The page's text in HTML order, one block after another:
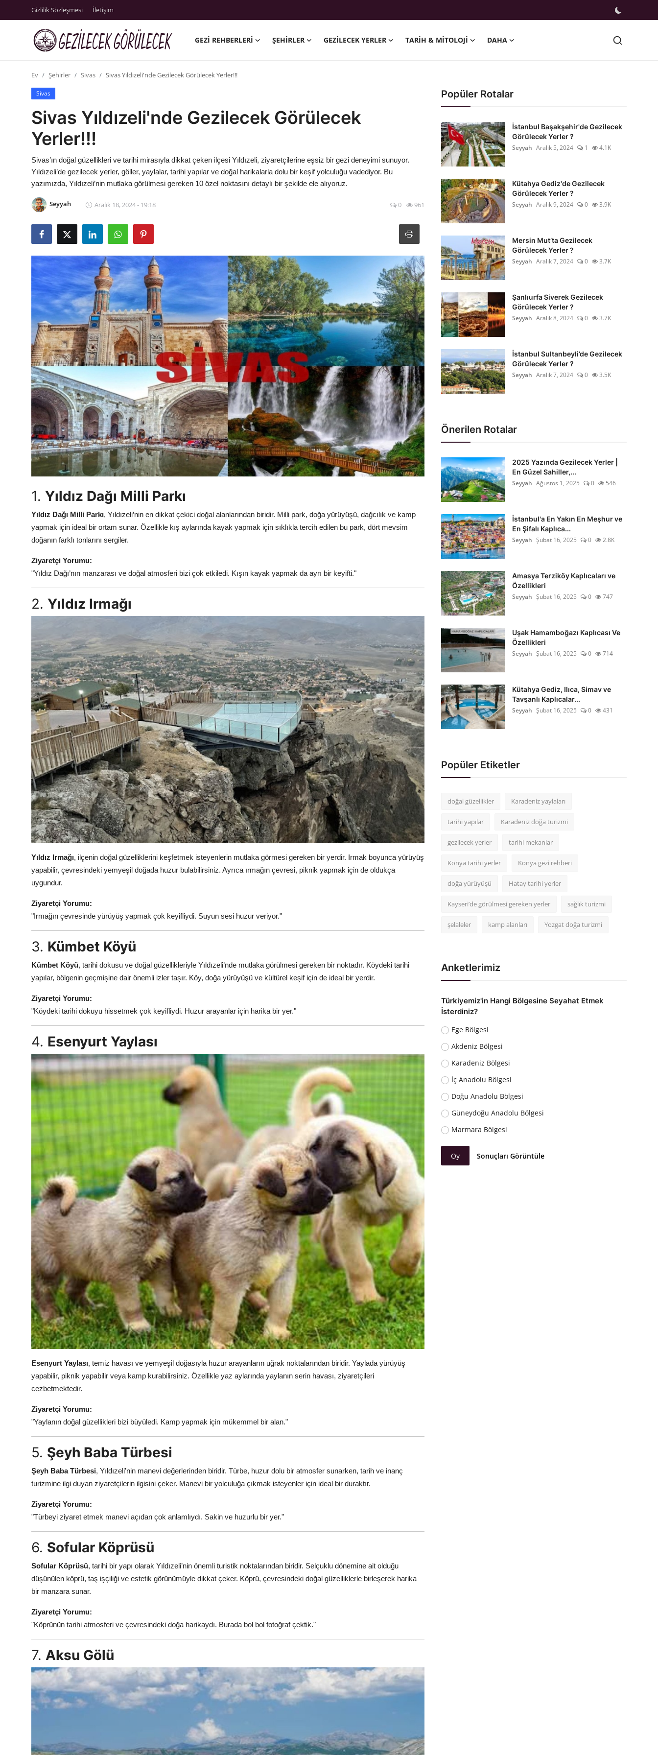
Gizlilik Sözleşmesi İletişim
GEZI REHBERLERI ŞEHIRLER GEZILECEK YERLER TARIH & MITOLOJI DAHA
Şehirler
Gezilecek Yerler
Tarih & Mitoloji
Kamp & Doğa
Seyahat İpuçları & Vize
Konaklama & Otel
Aile & Çocukla Tatil
Yaz Tatili & Plajlar
Hafta Sonu & Günübirlik
Ev Şehirler Sivas Sivas Yıldızeli'nde Gezilecek Görülecek Yerler!!!
Sivas
Sivas Yıldızeli'nde Gezilecek Görülecek
Yerler!!!
Sivas’ın doğal güzellikleri ve tarihi mirasıyla dikkat çeken ilçesi Yıldızeli, ziyaretçilerine eşsiz bir gezi deneyimi sunuyor.
Yıldızeli’de gezilecek yerler, göller, yaylalar, tarihi yapılar ve doğal harikalarla dolu bir keşif yolculuğu vadediyor. Bu
yazımızda, Yıldızeli’nin mutlaka görülmesi gereken 10 özel noktasını detaylı bir şekilde ele alıyoruz.
Seyyah Aralık 18, 2024 - 19:18 0 961
1. Yıldız Dağı Milli Parkı
Yıldız Dağı Milli Parkı, Yıldızeli’nin en dikkat çekici doğal alanlarından biridir. Milli park, doğa yürüyüşü, dağcılık ve kamp
yapmak için ideal bir ortam sunar. Özellikle kış aylarında kayak yapmak için sıklıkla tercih edilen bu park, dört mevsim
doğanın farklı tonlarını sergiler.
Ziyaretçi Yorumu:
"Yıldız Dağı’nın manzarası ve doğal atmosferi bizi çok etkiledi. Kışın kayak yapmak da ayrı bir keyifti."
2. Yıldız Irmağı
Yıldız Irmağı, ilçenin doğal güzelliklerini keşfetmek isteyenlerin mutlaka görmesi gereken bir yerdir. Irmak boyunca yürüyüş
yapabilir, çevresindeki yemyeşil doğada huzur bulabilirsiniz. Ayrıca ırmağın çevresi, piknik yapmak için de oldukça
uygundur.
Ziyaretçi Yorumu:
"Irmağın çevresinde yürüyüş yapmak çok keyifliydi. Suyun sesi huzur veriyor."
3. Kümbet Köyü
Kümbet Köyü, tarihi dokusu ve doğal güzellikleriyle Yıldızeli’nde mutlaka görülmesi gereken bir noktadır. Köydeki tarihi
yapılar, bölgenin geçmişine dair önemli izler taşır. Köy, doğa yürüyüşü ve kültürel keşif için de ideal bir yerdir.
Ziyaretçi Yorumu:
"Köydeki tarihi dokuyu hissetmek çok keyifliydi. Huzur arayanlar için harika bir yer."
4. Esenyurt Yaylası
Esenyurt Yaylası, temiz havası ve yemyeşil doğasıyla huzur arayanların uğrak noktalarından biridir. Yaylada yürüyüş
yapabilir, piknik yapabilir veya kamp kurabilirsiniz. Özellikle yaz aylarında yaylanın serin havası, ziyaretçileri
cezbetmektedir.
Ziyaretçi Yorumu:
"Yaylanın doğal güzellikleri bizi büyüledi. Kamp yapmak için mükemmel bir alan."
5. Şeyh Baba Türbesi
Şeyh Baba Türbesi, Yıldızeli’nin manevi değerlerinden biridir. Türbe, huzur dolu bir atmosfer sunarken, tarih ve inanç
turizmine ilgi duyan ziyaretçilerin ilgisini çeker. Manevi bir yolculuğa çıkmak isteyenler için ideal bir duraktır.
Ziyaretçi Yorumu:
"Türbeyi ziyaret etmek manevi açıdan çok anlamlıydı. Sakin ve huzurlu bir yer."
6. Sofular Köprüsü
Sofular Köprüsü, tarihi bir yapı olarak Yıldızeli’nin önemli turistik noktalarından biridir. Selçuklu dönemine ait olduğu
düşünülen köprü, taş işçiliği ve estetik görünümüyle dikkat çeker. Köprü, çevresindeki doğal güzelliklerle birleşerek harika
bir manzara sunar.
Ziyaretçi Yorumu:
"Köprünün tarihi atmosferi ve çevresindeki doğa harikaydı. Burada bol bol fotoğraf çektik."
7. Aksu Gölü
Popüler Rotalar
İstanbul Başakşehir'de Gezilecek
Görülecek Yerler ?
Seyyah Aralık 5, 2024 1 4.1K
Kütahya Gediz'de Gezilecek
Görülecek Yerler ?
Seyyah Aralık 9, 2024 0 3.9K
Mersin Mut’ta Gezilecek
Görülecek Yerler ?
Seyyah Aralık 7, 2024 0 3.7K
Şanlıurfa Siverek Gezilecek
Görülecek Yerler ?
Seyyah Aralık 8, 2024 0 3.7K
İstanbul Sultanbeyli’de Gezilecek
Görülecek Yerler ?
Seyyah Aralık 7, 2024 0 3.5K
Önerilen Rotalar
2025 Yazında Gezilecek Yerler |
En Güzel Sahiller,...
Seyyah Ağustos 1, 2025 0 546
İstanbul'a En Yakın En Meşhur ve
En Şifalı Kaplıca...
Seyyah Şubat 16, 2025 0 2.8K
Amasya Terziköy Kaplıcaları ve
Özellikleri
Seyyah Şubat 16, 2025 0 747
Uşak Hamamboğazı Kaplıcası Ve
Özellikleri
Seyyah Şubat 16, 2025 0 714
Kütahya Gediz, Ilıca, Simav ve
Tavşanlı Kaplıcalar...
Seyyah Şubat 16, 2025 0 431
Popüler Etiketler
doğal güzellikler Karadeniz yaylaları
tarihi yapılar Karadeniz doğa turizmi
gezilecek yerler tarihi mekanlar
Konya tarihi yerler Konya gezi rehberi
doğa yürüyüşü Hatay tarihi yerler
Kayseri’de görülmesi gereken yerler sağlık turizmi
şelaleler kamp alanları Yozgat doğa turizmi
Anketlerimiz
Türkiyemiz'in Hangi Bölgesine Seyahat Etmek
İsterdiniz?
Ege Bölgesi
Akdeniz Bölgesi
Karadeniz Bölgesi
İç Anadolu Bölgesi
Doğu Anadolu Bölgesi
Güneydoğu Anadolu Bölgesi
Marmara Bölgesi
Oy Sonuçları Görüntüle